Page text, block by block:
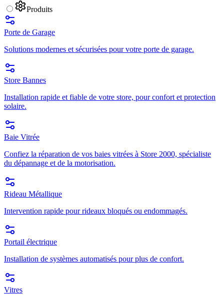
Produits
Porte de Garage
Solutions modernes et sécurisées pour votre porte de garage.
Store Bannes
Installation rapide et fiable de votre store, pour confort et protection
solaire.
Baie Vitrée
Confiez la réparation de vos baies vitrées à Store 2000, spécialiste
du dépannage et de la motorisation.
Rideau Métallique
Intervention rapide pour rideaux bloqués ou endommagés.
Portail électrique
Installation de systèmes automatisés pour plus de confort.
Vitres